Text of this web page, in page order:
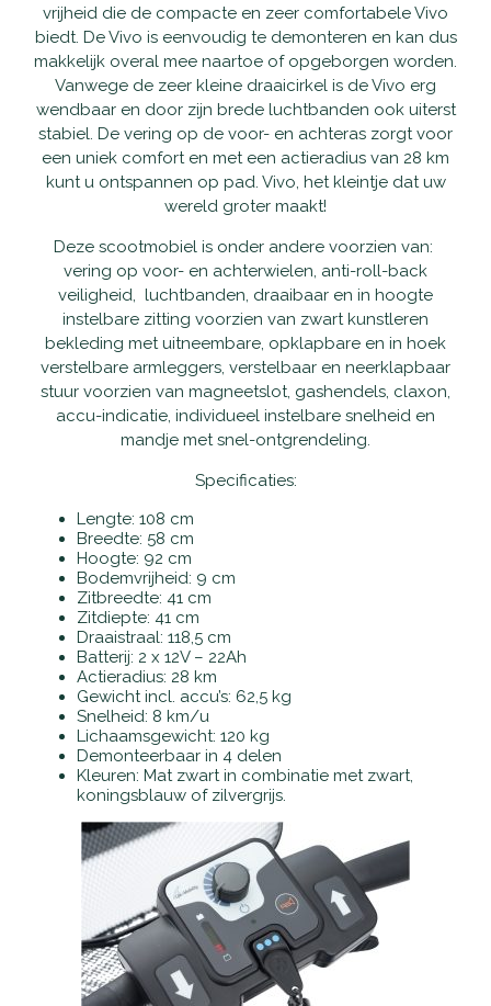
Accu's
Wandelstokken
Overig
vrijheid die de compacte en zeer comfortabele Vivo
biedt. De Vivo is eenvoudig te demonteren en kan dus
makkelijk overal mee naartoe of opgeborgen worden.
Vanwege de zeer kleine draaicirkel is de Vivo erg
wendbaar en door zijn brede luchtbanden ook uiterst
stabiel. De vering op de voor- en achteras zorgt voor
een uniek comfort en met een actieradius van 28 km
kunt u ontspannen op pad. Vivo, het kleintje dat uw
wereld groter maakt!
Deze scootmobiel is onder andere voorzien van:
vering op voor- en achterwielen, anti-roll-back
veiligheid, luchtbanden, draaibaar en in hoogte
instelbare zitting voorzien van zwart kunstleren
bekleding met uitneembare, opklapbare en in hoek
verstelbare armleggers, verstelbaar en neerklapbaar
stuur voorzien van magneetslot, gashendels, claxon,
accu-indicatie, individueel instelbare snelheid en
mandje met snel-ontgrendeling.
Specificaties:
Lengte: 108 cm
Breedte: 58 cm
Hoogte: 92 cm
Bodemvrijheid: 9 cm
Zitbreedte: 41 cm
Zitdiepte: 41 cm
Draaistraal: 118,5 cm
Batterij: 2 x 12V – 22Ah
Actieradius: 28 km
Gewicht incl. accu’s: 62,5 kg
Snelheid: 8 km/u
Lichaamsgewicht: 120 kg
Demonteerbaar in 4 delen
Kleuren: Mat zwart in combinatie met zwart,
koningsblauw of zilvergrijs.